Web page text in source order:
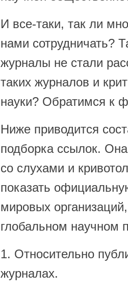
И все-таки, так ли
нами сотрудничать?
журналы не стали
таких журналов и
науки? Обратимся к
Ниже приводится
подборка ссылок.
со слухами и
показать
мировых
глобальном научном
1. Относительно
журналах.